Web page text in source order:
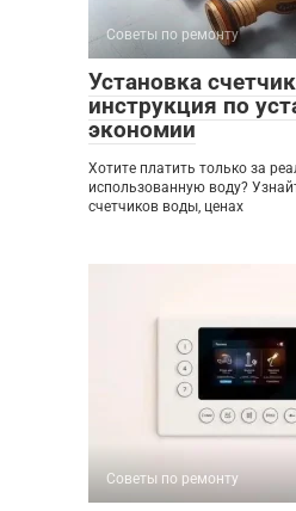
Советы по ремонту
Установка
инструкция по
экономии
Хотите платить только за
использованную воду?
счетчиков воды, ценах
Советы по ремонту